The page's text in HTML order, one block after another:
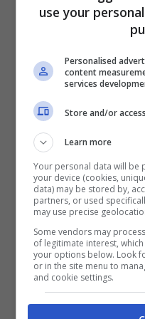
in acqua fredda;
da acqua già
Montare l’albume
compito semplice,
momento esatto
altrettanto. Un
nelcapovolgere la
montato non
raggiunto la
use your
Personalised
content
services
Store and/or
Learn more
Your personal data will be
your device (cookies,
data) may be stored by,
partners, or used
may use precise
Some vendors may
of legitimate interest,
your options below. Look
or in the site menu to
and cookie settings.